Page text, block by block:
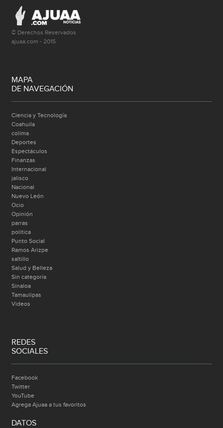
© Derechos Reservados
ajuaa.com - 2015
MAPA
DE NAVEGACIÓN
Ciencia y Tecnología
Coahuila
colima
Deportes
Espectáculos
Finanzas
Internacional
jalisco
Nacional
Nuevo León
Ocio
Opinión
parras
politica
Punto Social
Ramos Arizpe
saltillo
Salud y Belleza
Sin categoría
Sinaloa
Tamaulipas
Videos
REDES
SOCIALES
Facebook
Twitter
YouTube
Agrega Ajuaa a tus favoritos
DATOS